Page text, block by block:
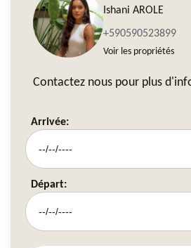
Ishani AROLE
+590590523899
Voir les propriétés
Contactez nous pour plus
Arrivée:
Départ: